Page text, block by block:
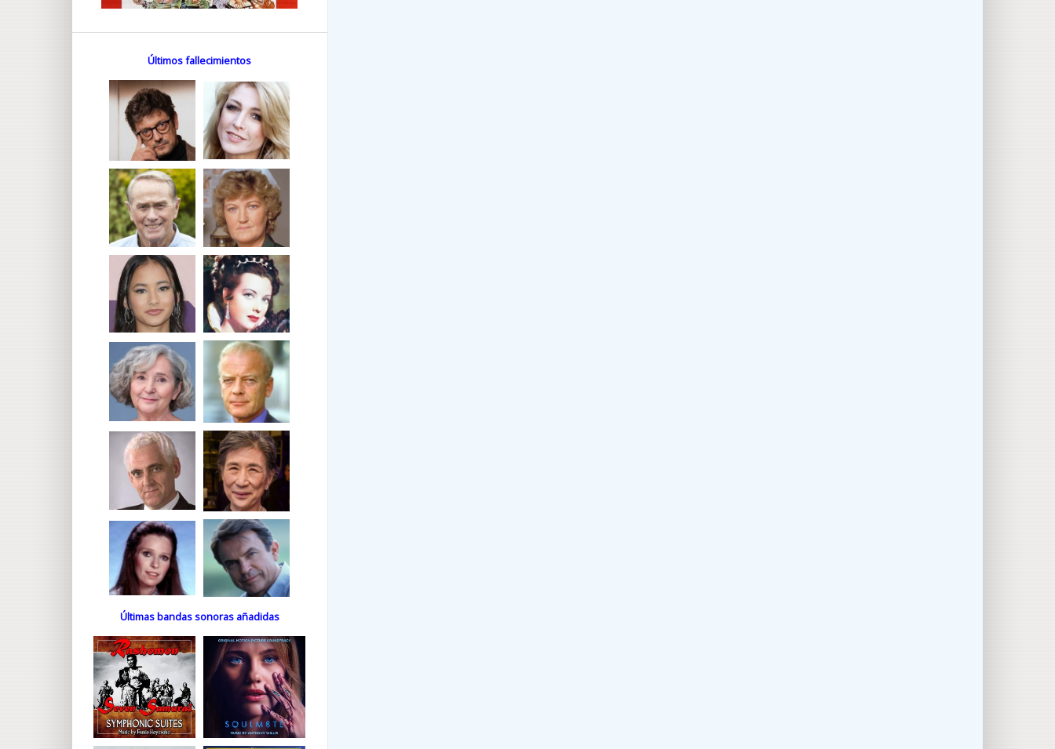
Últimos fallecimientos
Últimas bandas sonoras añadidas